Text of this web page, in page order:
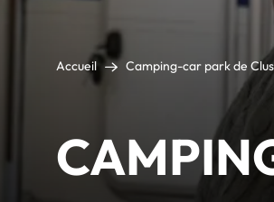
Accueil Camping-car park de